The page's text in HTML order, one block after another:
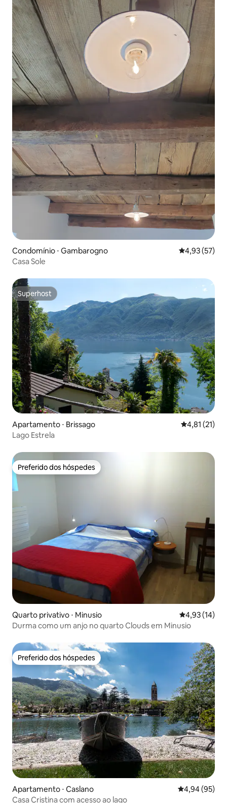
Condomínio ⋅ Gambarogno 4,93 de uma
4,93 (57)
Casa Sole
Superhost
Superhost
Apartamento ⋅ Brissago 4,81 de uma
4,81 (21)
Lago Estrela
Preferido dos hóspedes
Preferido dos hóspedes
Quarto privativo ⋅ Minusio 4,93 de uma
4,93 (14)
Durma como um anjo no quarto Clouds em Minusio
Preferido dos hóspedes
Preferido dos hóspedes
Apartamento ⋅ Caslano 4,94 de uma
4,94 (95)
Casa Cristina com acesso ao lago